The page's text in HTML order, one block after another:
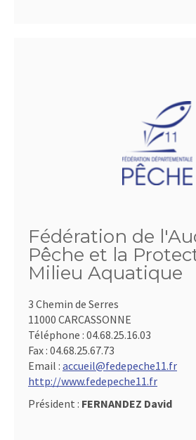
Fédération de
Pêche et la
Milieu Aquatique
3 Chemin de Serres
11000 CARCASSONNE
Téléphone : 04.68.25.16.03
Fax : 04.68.25.67.73
Email : accueil@fedepeche11.fr
http://www.fedepeche11.fr
Président : FERNANDEZ David